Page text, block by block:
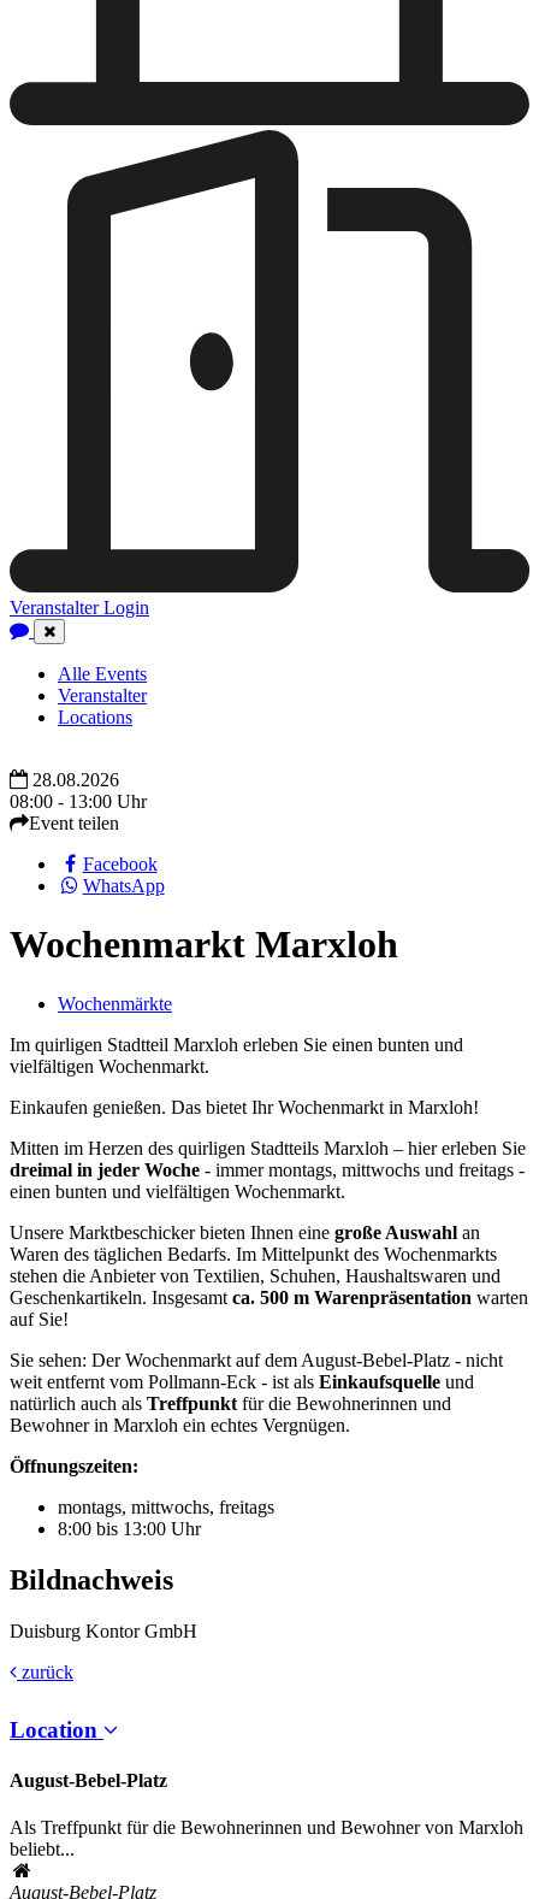
Veranstalter Login
Close
Navigation
Alle Events
Veranstalter
Locations
28.08.2026
08:00 - 13:00 Uhr
Event teilen
Facebook
WhatsApp
Wochenmarkt Marxloh
Wochenmärkte
Im quirligen Stadtteil Marxloh erleben Sie einen bunten und
vielfältigen Wochenmarkt.
Einkaufen genießen. Das bietet Ihr Wochenmarkt in Marxloh!
Mitten im Herzen des quirligen Stadtteils Marxloh – hier erleben Sie
dreimal in jeder Woche - immer montags, mittwochs und freitags -
einen bunten und vielfältigen Wochenmarkt.
Unsere Marktbeschicker bieten Ihnen eine große Auswahl an
Waren des täglichen Bedarfs. Im Mittelpunkt des Wochenmarkts
stehen die Anbieter von Textilien, Schuhen, Haushaltswaren und
Geschenkartikeln. Insgesamt ca. 500 m Warenpräsentation warten
auf Sie!
Sie sehen: Der Wochenmarkt auf dem August-Bebel-Platz - nicht
weit entfernt vom Pollmann-Eck - ist als Einkaufsquelle und
natürlich auch als Treffpunkt für die Bewohnerinnen und
Bewohner in Marxloh ein echtes Vergnügen.
Öffnungszeiten:
montags, mittwochs, freitags
8:00 bis 13:00 Uhr
Bildnachweis
Duisburg Kontor GmbH
zurück
Location
August-Bebel-Platz
Als Treffpunkt für die Bewohnerinnen und Bewohner von Marxloh
beliebt...
August-Bebel-Platz